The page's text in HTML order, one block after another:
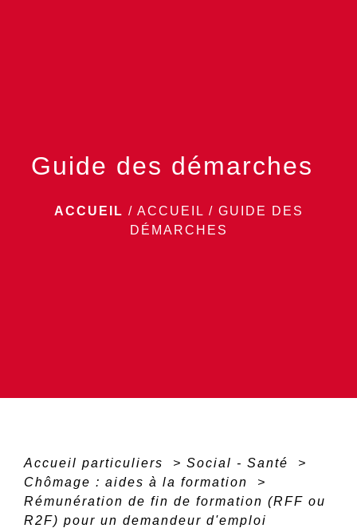
Guide des démarches
ACCUEIL / ACCUEIL / GUIDE DES
DÉMARCHES
Accueil particuliers > Social - Santé
>
Chômage : aides à la formation
>
Rémunération de fin de formation (RFF ou
R2F) pour un demandeur d'emploi